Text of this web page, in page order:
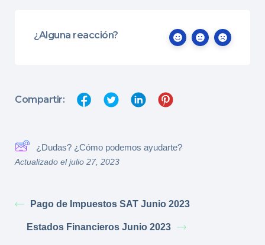
¿Alguna reacción?
Compartir:
¿Dudas? ¿Cómo podemos ayudarte?
Actualizado el julio 27, 2023
Pago de Impuestos SAT Junio 2023
Estados Financieros Junio 2023